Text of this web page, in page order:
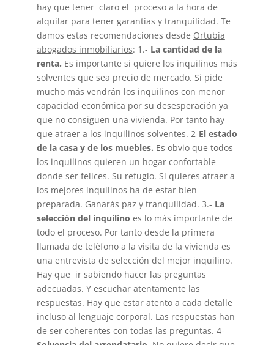
hay que tener claro el proceso a la hora de
alquilar para tener garantías y tranquilidad. Te
damos estas recomendaciones desde Ortubia
abogados inmobiliarios: 1.- La cantidad de la
renta. Es importante si quiere los inquilinos más
solventes que sea precio de mercado. Si pide
mucho más vendrán los inquilinos con menor
capacidad económica por su desesperación ya
que no consiguen una vivienda. Por tanto hay
que atraer a los inquilinos solventes. 2-El estado
de la casa y de los muebles. Es obvio que todos
los inquilinos quieren un hogar confortable
donde ser felices. Su refugio. Si quieres atraer a
los mejores inquilinos ha de estar bien
preparada. Ganarás paz y tranquilidad. 3.- La
selección del inquilino es lo más importante de
todo el proceso. Por tanto desde la primera
llamada de teléfono a la visita de la vivienda es
una entrevista de selección del mejor inquilino.
Hay que ir sabiendo hacer las preguntas
adecuadas. Y escuchar atentamente las
respuestas. Hay que estar atento a cada detalle
incluso al lenguaje corporal. Las respuestas han
de ser coherentes con todas las preguntas. 4-